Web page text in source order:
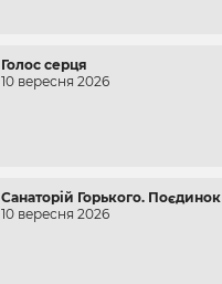
Голос серця
10 вересня 2026
Санаторій Горького. Поєдинок
10 вересня 2026